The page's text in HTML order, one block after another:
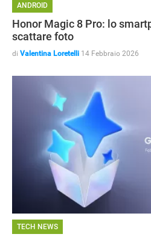
ANDROID
Honor Magic 8 Pro: lo
scattare foto
di Valentina Loretelli 14 Febbraio 2026
TECH NEWS